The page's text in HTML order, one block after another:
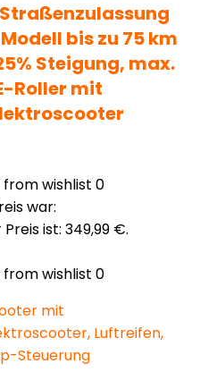
bis zu 75 km
Steigung, max.
Roller mit
from wishlist 0
war:
ist: 349,99 €.
from wishlist 0